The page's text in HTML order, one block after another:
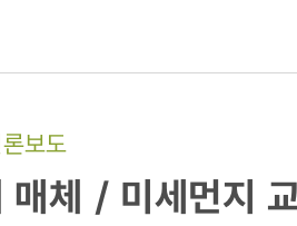
보도
체 / 미세먼지